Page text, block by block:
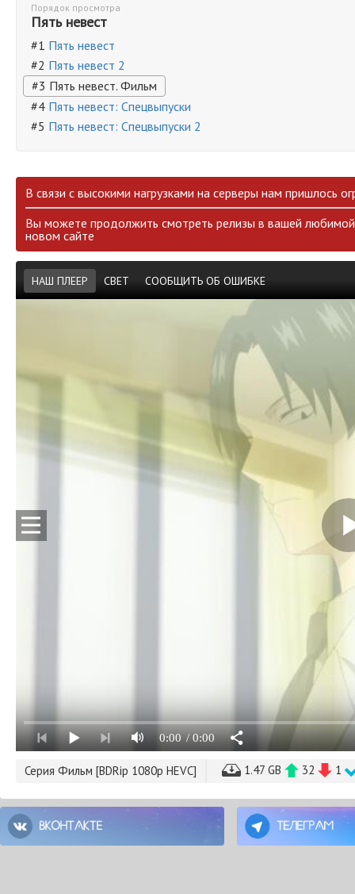
Порядок просмотра
Пять невест
#1 Пять невест
#2 Пять невест 2
#3 Пять невест. Фильм
#4 Пять невест: Спецвыпуски
#5 Пять невест: Спецвыпуски 2
В связи с высокими нагрузками на серверы нам пришлось
Вы можете продолжить смотреть релизы в вашей
новом сайте
НАШ ПЛЕЕР СВЕТ СООБЩИТЬ ОБ ОШИБКЕ
0:00 / 0:00
Серия Фильм [BDRip 1080p HEVC] 1.47 GB 32 1